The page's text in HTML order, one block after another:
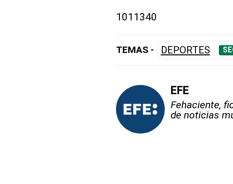
1011340
TEMAS - DEPORTES
EFE
Fehaciente,
de noticias